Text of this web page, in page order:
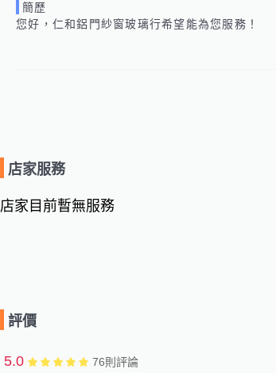
簡歷
您好，仁和鋁門紗窗玻璃行希望能為您服務！
店家服務
店家目前暫無服務
評價
5.0 76則評論